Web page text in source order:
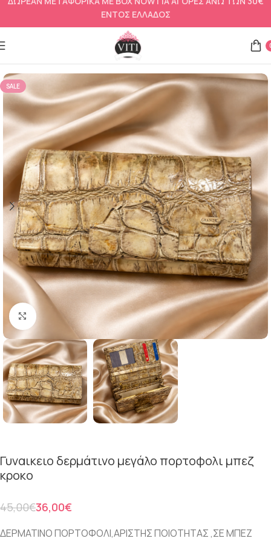
Αρχική σελίδα Πορτοφόλια
SALE
Click to enlarge
Γυναικειο δερμάτινο μεγάλο πορτοφολι μπεζ
κροκο
45,00€36,00€
ΔΕΡΜΑΤΙΝΟ ΠΟΡΤΟΦΟΛΙ,ΑΡΙΣΤΗΣ ΠΟΙΟΤΗΤΑΣ ,ΣΕ ΜΠΕΖ
ΕΝΤΟΣ ΕΛΛΑΔΟΣ